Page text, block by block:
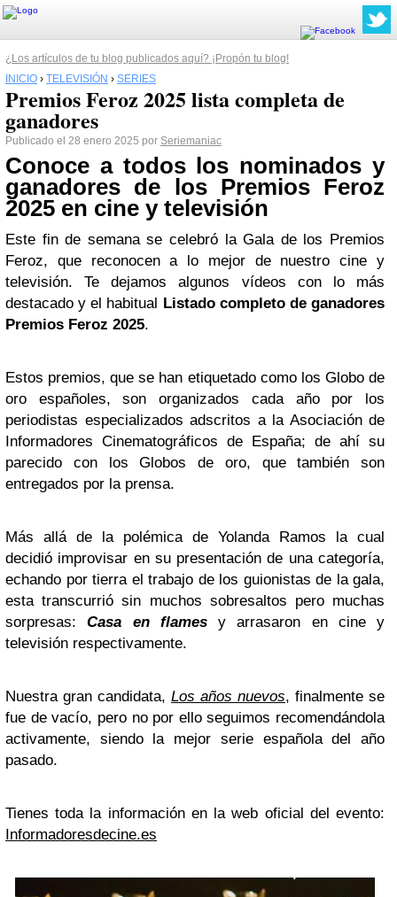
¿Los artículos de tu blog publicados aquí? ¡Propón tu blog!
INICIO › TELEVISIÓN › SERIES
Premios Feroz 2025 lista completa de
ganadores
Publicado el 28 enero 2025 por Seriemaniac
Conoce a todos los nominados y
ganadores de los Premios Feroz
2025 en cine y televisión
Este fin de semana se celebró la Gala de los Premios
Feroz, que reconocen a lo mejor de nuestro cine y
televisión. Te dejamos algunos vídeos con lo más
destacado y el habitual Listado completo de ganadores
Premios Feroz 2025.
Estos premios, que se han etiquetado como los Globo de
oro españoles, son organizados cada año por los
periodistas especializados adscritos a la Asociación de
Informadores Cinematográficos de España; de ahí su
parecido con los Globos de oro, que también son
entregados por la prensa.
Más allá de la polémica de Yolanda Ramos la cual
decidió improvisar en su presentación de una categoría,
echando por tierra el trabajo de los guionistas de la gala,
esta transcurrió sin muchos sobresaltos pero muchas
sorpresas:Casa en flamesy arrasaron en cine y
televisión respectivamente.
Nuestra gran candidata, Los años nuevos, finalmente se
fue de vacío, pero no por ello seguimos recomendándola
activamente, siendo la mejor serie española del año
pasado.
Tienes toda la información en la web oficial del evento:
Informadoresdecine.es